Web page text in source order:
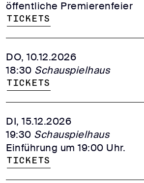
öffentliche Premierenfeier
Tickets
DO, 10.12.2026
18:30 Schauspielhaus
Tickets
DI, 15.12.2026
19:30 Schauspielhaus
Einführung um 19:00 Uhr.
Tickets